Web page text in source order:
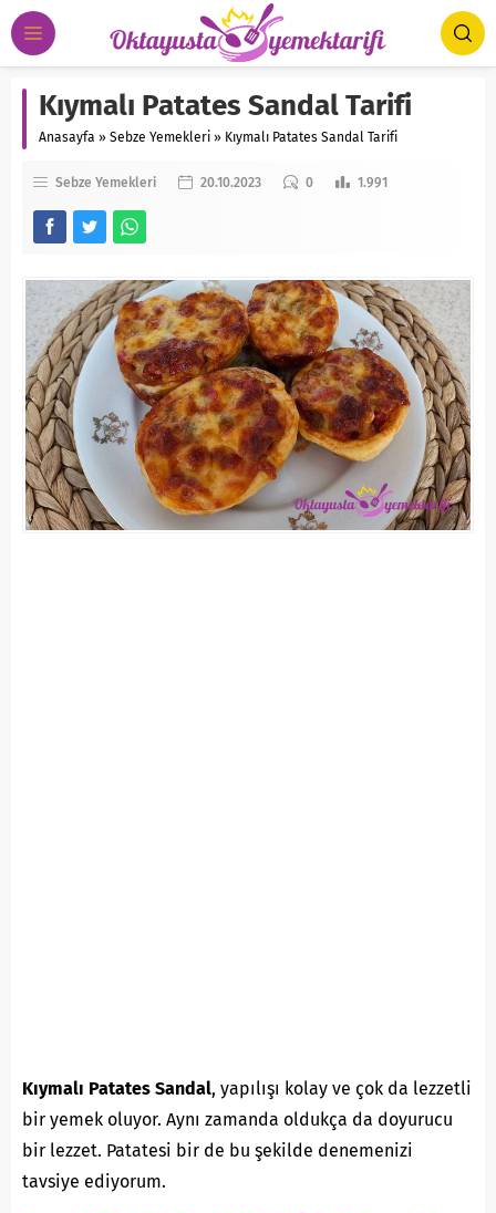
Kıymalı Patates Sandal Tarifi
Anasayfa » Sebze Yemekleri » Kıymalı Patates Sandal Tarifi
Sebze Yemekleri 20.10.2023 0 1.991
Kıymalı Patates Sandal, yapılışı kolay ve çok da lezzetli
bir yemek oluyor. Aynı zamanda oldukça da doyurucu
bir lezzet. Patatesi bir de bu şekilde denemenizi
tavsiye ediyorum.